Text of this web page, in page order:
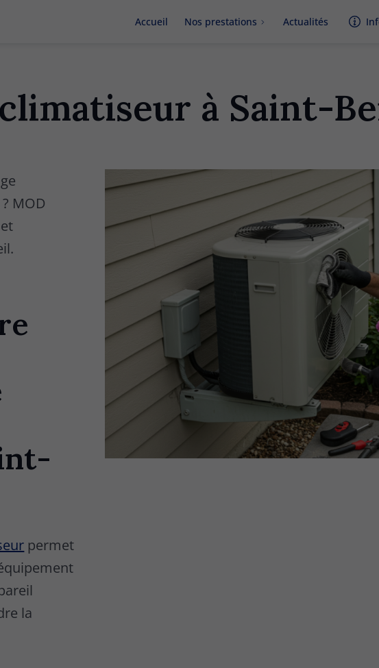
Accueil Nos prestations Actualités
à Saint-
MOD
permet
la